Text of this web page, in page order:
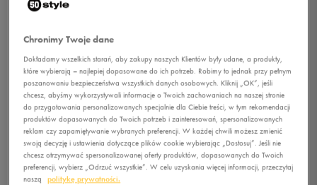
Chronimy Twoje dane
Dokładamy wszelkich starań, aby zakupy naszych Klientów były udane, a produkty,
które wybierają – najlepiej dopasowane do ich potrzeb. Robimy to jednak przy pełnym
poszanowaniu bezpieczeństwa wszystkich danych osobowych. Kliknij „OK”, jeśli
chcesz, abyśmy wykorzystywali informacje o Twoich zachowaniach na naszej stronie
do przygotowania personalizowanych specjalnie dla Ciebie treści, w tym rekomendacji
produktów dopasowanych do Twoich potrzeb i zainteresowań, spersonalizowanych
reklam czy zapamiętywanie wybranych preferencji. W każdej chwili możesz zmienić
swoją decyzję i ustawienia dotyczące plików cookie wybierając „Dostosuj”. Jeśli nie
chcesz otrzymywać spersonalizowanej oferty produktów, dopasowanych do Twoich
preferencji, wybierz „Odrzuć wszystkie”. W celu uzyskania więcej informacji, przeczytaj
naszą
politykę prywatności.